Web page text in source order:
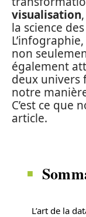
visualisation
la science
non
également
deux univers
notre
C’est ce que
article.
L’art de la